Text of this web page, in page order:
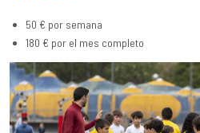
50 € por semana
180 € por el mes completo